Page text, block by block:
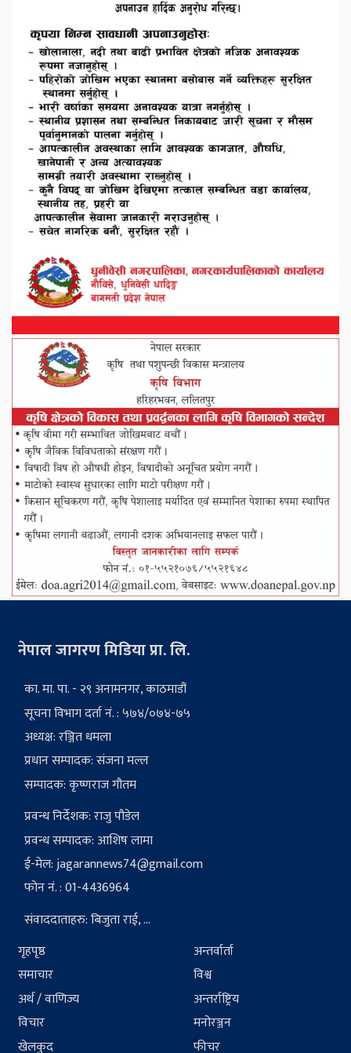
नेपाल जागरण मिडिया प्रा. लि.
का. मा. पा. - २९ अनामनगर, काठमाडौं
सूचना विभाग दर्ता नं. : ५७४/०७४-७५
अध्यक्ष: रञ्जित धमला
प्रधान सम्पादक: संजना मल्ल
सम्पादक: कृष्णराज गौतम
प्रवन्ध निर्देशक: राजु पौडेल
प्रवन्ध सम्पादक: आशिष लामा
ई-मेल:jagarannews74@gmail.com
फोन नं. : 01-4436964
संवाददाताहरु: बिजुता राई, ...
गृहपृष्ठ
समाचार
अर्थ / वाणिज्य
विचार
खेलकुद
अन्तर्वार्ता
विश्व
अन्तर्राष्ट्रिय
मनोरञ्जन
फीचर